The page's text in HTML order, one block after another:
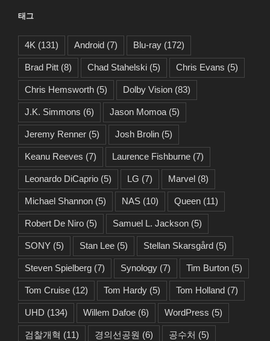
태그
4K (131) Android (7) Blu-ray (172)
Brad Pitt (8) Chad Stahelski (5) Chris Evans (5)
Chris Hemsworth (5) Dolby Vision (83)
J.K. Simmons (6) Jason Momoa (5)
Jeremy Renner (5) Josh Brolin (5)
Keanu Reeves (7) Laurence Fishburne (7)
Leonardo DiCaprio (5) LG (7) Marvel (8)
Michael Shannon (5) NAS (10) Queen (11)
Robert De Niro (5) Samuel L. Jackson (5)
SONY (5) Stan Lee (5) Stellan Skarsgård (5)
Steven Spielberg (7) Synology (7) Tim Burton (5)
Tom Cruise (12) Tom Hardy (5) Tom Holland (7)
UHD (134) Willem Dafoe (6) WordPress (5)
검찰개혁 (11) 경의선공원 (6) 공수처 (5)